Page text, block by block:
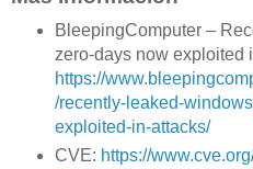
BleepingComputer –
zero-days now exploited
https://
/recently-leaked-
exploited-in-attacks/
CVE: https://